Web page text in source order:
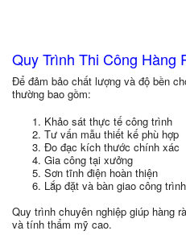
Quy Trình Thi Công Hàng
Để đảm bảo chất lượng và độ bền
thường bao gồm:
Khảo sát thực tế công trình
Tư vấn mẫu thiết kế phù hợp
Đo đạc kích thước chính xác
Gia công tại xưởng
Sơn tĩnh điện hoàn thiện
Lắp đặt và bàn giao công trình
Quy trình chuyên nghiệp giúp hàng
và tính thẩm mỹ cao.